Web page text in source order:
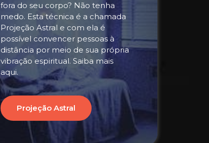
fora do seu corpo? Não tenha
medo. Esta técnica é a chamada
Projeção Astral e com ela é
possível convencer pessoas à
distância por meio de sua própria
vibração espiritual. Saiba mais
aqui.
Projeção Astral